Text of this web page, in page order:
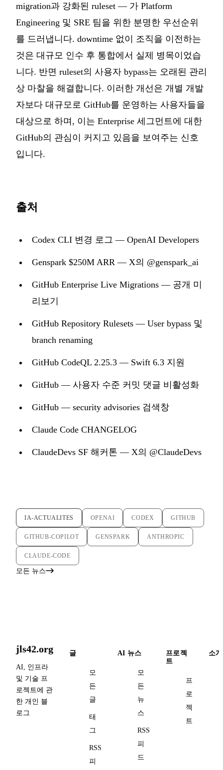
migration과 강화된 ruleset — 가 Platform
Engineering 및 SRE 팀을 위한 분명한 우선순위
를 드러냅니다. downtime 없이 조직을 이전하는
것은 대규모 인수 후 통합에서 실제 병목이었습
니다. 반면 ruleset의 사용자 bypass는 오래된 관리
상 마찰을 해결합니다. 이러한 개선은 개별 개발
자보다 대규모로 GitHub를 운영하는 사용자들을
대상으로 하며, 이는 Enterprise 세그먼트에 대한
GitHub의 관심이 커지고 있음을 보여주는 신호
입니다.
출처
Codex CLI 변경 로그 — OpenAI Developers
Genspark $250M ARR — X의 @genspark_ai
GitHub Enterprise Live Migrations — 공개 미
리보기
GitHub Repository Rulesets — User bypass 및
branch renaming
GitHub CodeQL 2.25.3 — Swift 6.3 지원
GitHub — 사용자 수준 커밋 댓글 비활성화
GitHub — security advisories 검색창
Claude Code CHANGELOG
ClaudeDevs SF 해커톤 — X의 @ClaudeDevs
IA-ACTUALITES OPENAI CODEX GITHUB
GITHUB-COPILOT GENSPARK ANTHROPIC
CLAUDE-CODE
모든 뉴스
jls42.org
AI, 인프라
및 기술 프
로젝트에 관
한 개인 블
로그
글
모
든
글
태
그
RSS
피
AI 뉴스
모
든
뉴
스
RSS
피
드
프로젝
트
프
로
젝
트
소개